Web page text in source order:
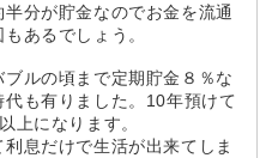
半分が貯金なのでお金を流通
あるでしょう。
ブルの頃まで定期貯金８％な
代も有りました。10年預けて
上になります。
利息だけで生活が出来てしま